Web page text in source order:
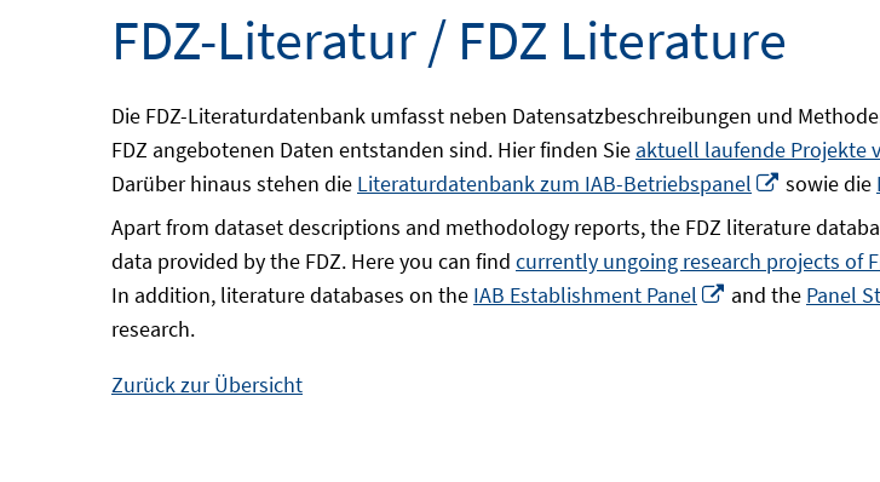
FDZ-Literatur / FDZ Literature
Die FDZ-Literaturdatenbank umfasst neben Datensatzbeschreibungen und
FDZ angebotenen Daten entstanden sind. Hier finden Sie aktuell laufende Projekte
Darüber hinaus stehen die Literaturdatenbank zum IAB-Betriebspanel
In
neuem
Fenster
öffnen
sowie die
Apart from dataset descriptions and methodology reports, the FDZ literature
data provided by the FDZ. Here you can find currently ungoing research projects of
In addition, literature databases on the IAB Establishment Panel
In
and the Panel
research.
Zurück zur Übersicht